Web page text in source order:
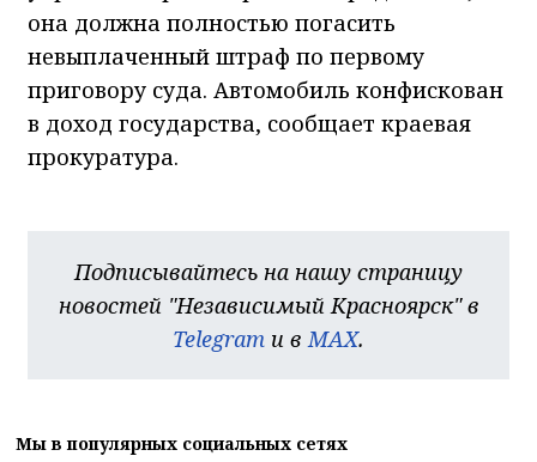
она должна полностью погасить
невыплаченный штраф по первому
приговору суда. Автомобиль конфискован
в доход государства, сообщает краевая
прокуратура.
Подписывайтесь на нашу страницу
новостей "Независимый Красноярск" в
Telegram и вMAX.
Мы в популярных социальных сетях